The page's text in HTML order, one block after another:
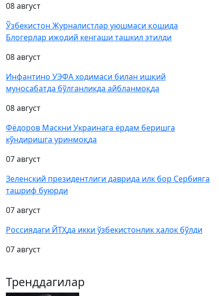
08 август
Ўзбекистон Журналистлар уюшмаси қошида
Блогерлар ижодий кенгаши ташкил этилди
08 август
Инфантино УЭФА ходимаси билан ишқий
муносабатда бўлганликда айбланмоқда
08 август
Фёдоров Маскни Украинага ёрдам беришга
кўндиришга уринмоқда
07 август
Зеленский президентлиги даврида илк бор Сербияга
ташриф буюрди
07 август
Россиядаги ЙТҲда икки ўзбекистонлик ҳалок бўлди
07 август
Тренддагилар